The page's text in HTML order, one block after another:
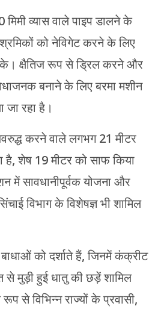
व्यास वाले पाइप डालने के
को नेविगेट करने के लिए
सके। क्षैतिज रूप से ड्रिल करने और
बनाने के लिए बरमा मशीन
रहा है।
करने वाले लगभग 21 मीटर
है, शेष 19 मीटर को साफ किया
में सावधानीपूर्वक योजना और
विभाग के विशेषज्ञ भी शामिल
बाधाओं को दर्शाते हैं, जिनमें कंक्रीट
मुड़ी हुई धातु की छड़ें शामिल
से विभिन्न राज्यों के प्रवासी,